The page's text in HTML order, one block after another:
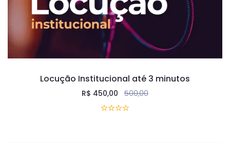
Locução Institucional até 3 minutos
500,00
R$ 450,00